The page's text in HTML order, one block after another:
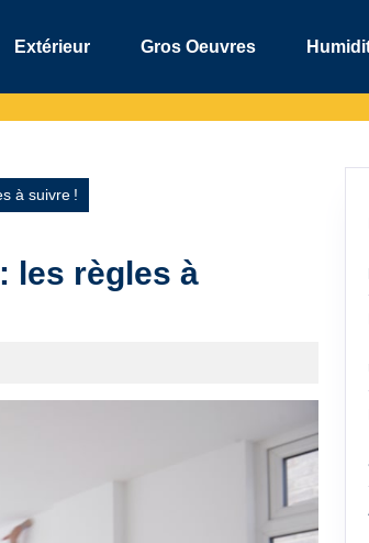
Extérieur Gros Oeuvres
à suivre !
les règles à